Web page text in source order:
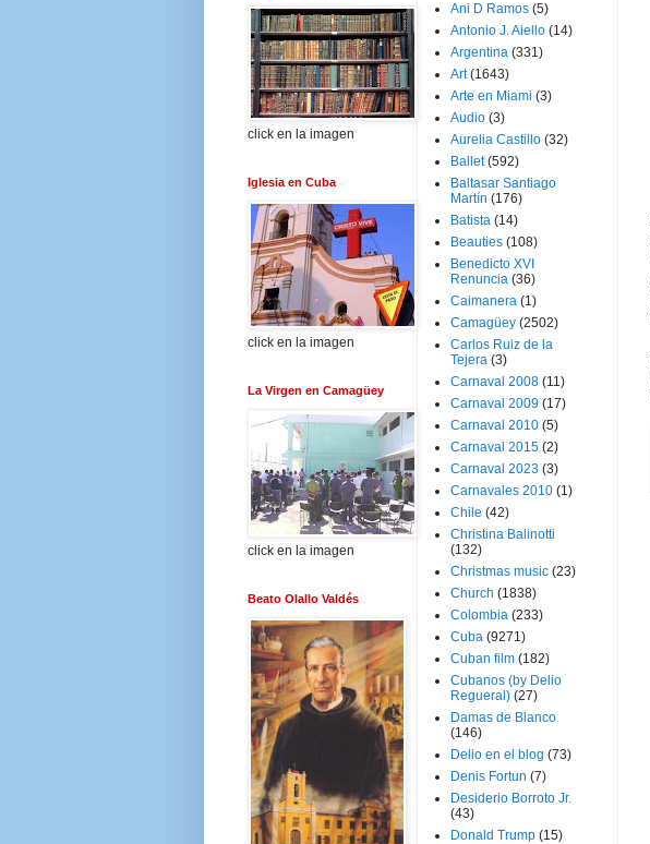
click en la imagen
Iglesia en Cuba
click en la imagen
La Virgen en Camagüey
click en la imagen
Beato Olallo Valdés
Ani D Ramos (5)
Antonio J. Aiello (14)
Argentina (331)
Art (1643)
Arte en Miami (3)
Audio (3)
Aurelia Castillo (32)
Ballet (592)
Baltasar Santiago
Martín (176)
Batista (14)
Beauties (108)
Benedicto XVI
Renuncia (36)
Caimanera (1)
Camagüey (2502)
Carlos Ruiz de la
Tejera (3)
Carnaval 2008 (11)
Carnaval 2009 (17)
Carnaval 2010 (5)
Carnaval 2015 (2)
Carnaval 2023 (3)
Carnavales 2010 (1)
Chile (42)
Christina Balinotti
(132)
Christmas music (23)
Church (1838)
Colombia (233)
Cuba (9271)
Cuban film (182)
Cubanos (by Delio
Regueral) (27)
Damas de Blanco
(146)
Delio en el blog (73)
Denis Fortun (7)
Desiderio Borroto Jr.
(43)
Donald Trump (15)